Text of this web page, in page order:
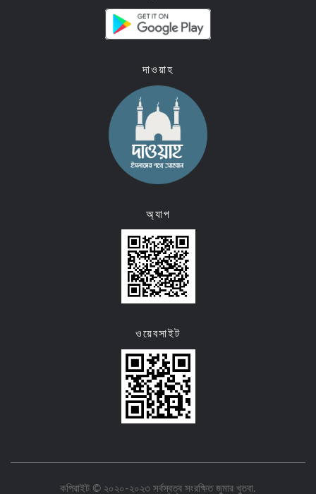
দাওয়াহ
অ্যাপ
ওয়েবসাইট
কপিরাইট © ২০২০-২০২৩ সর্বস্বত্ব সংরক্ষিত জুমার খুতবা.